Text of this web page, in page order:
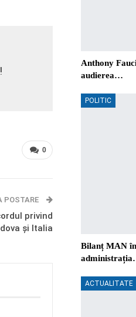
0
POSTARE
privind
și Italia
Anthony
audierea…
POLITIC
Bilanț MAN
ACTUALITATE